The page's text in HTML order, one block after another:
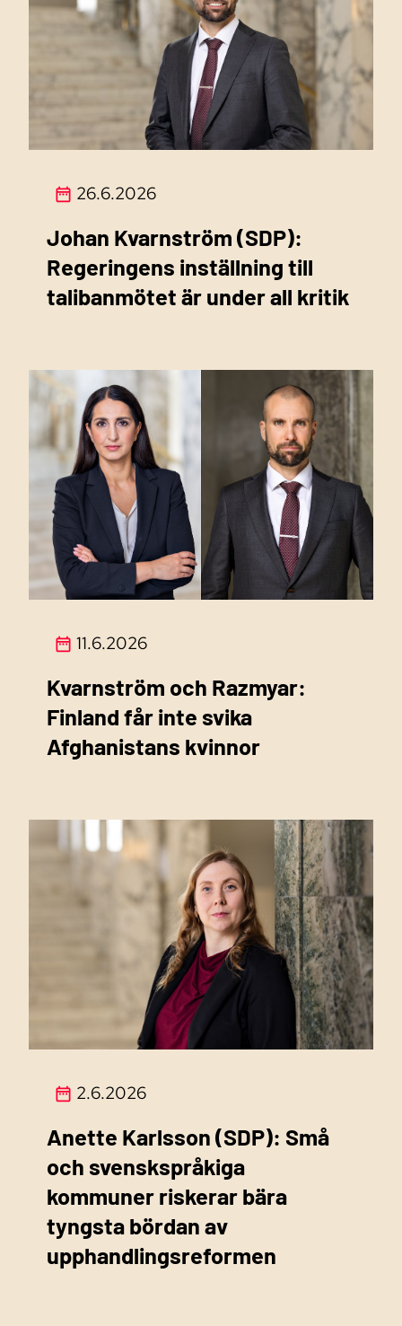
26.6.2026
Johan Kvarnström (SDP):
Regeringens inställning till
talibanmötet är under all kritik
11.6.2026
Kvarnström och Razmyar:
Finland får inte svika
Afghanistans kvinnor
2.6.2026
Anette Karlsson (SDP): Små
och svenskspråkiga
kommuner riskerar bära
tyngsta bördan av
upphandlingsreformen